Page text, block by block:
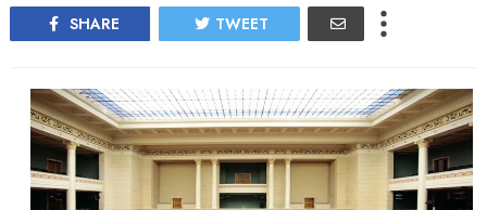
SHARE TWEET